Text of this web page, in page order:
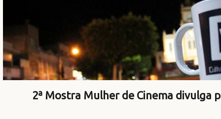
2ª Mostra Mulher de Cinema divulga